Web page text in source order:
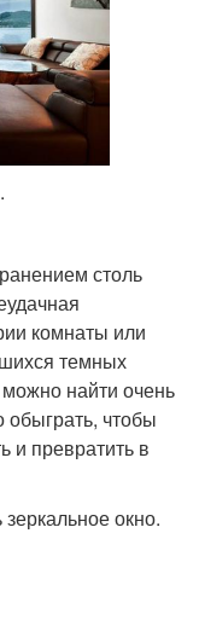
столь
комнаты или
темных
найти очень
обыграть, чтобы
и превратить в
окно.